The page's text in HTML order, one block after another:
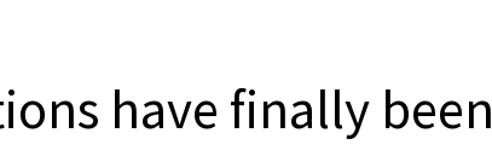
have finally been